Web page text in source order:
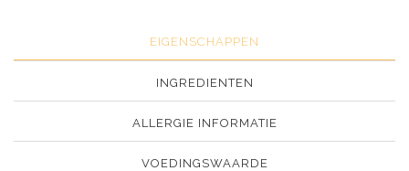
EIGENSCHAPPEN
INGREDIENTEN
ALLERGIE INFORMATIE
VOEDINGSWAARDE